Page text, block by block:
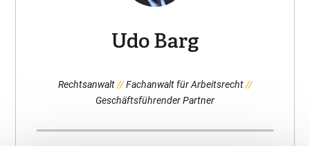
Udo Barg
Rechtsanwalt
Fachanwalt für Arbeitsrecht
Geschäftsführender Partner